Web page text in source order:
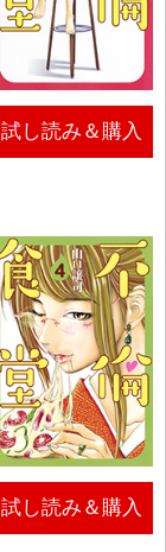
試し読み＆購入
試し読み＆購入